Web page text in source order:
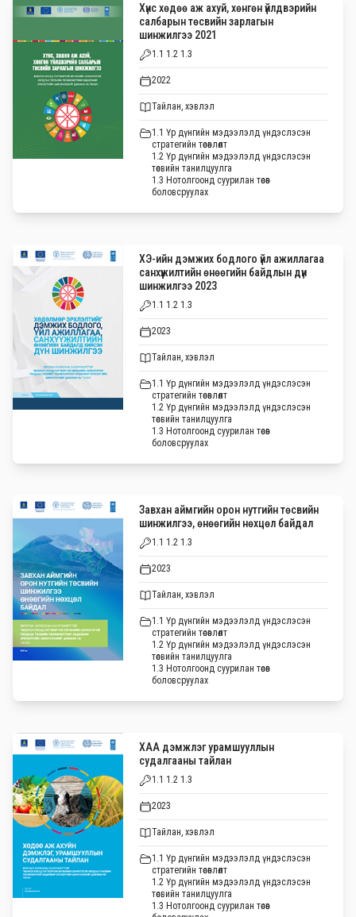
Хүнс хөдөө аж ахуй, хөнгөн үйлдвэрийн
салбарын төсвийн зарлагын
шинжилгээ 2021
1.1 1.2 1.3
2022
Тайлан, хэвлэл
1.1 Үр дүнгийн мэдээлэлд үндэслэсэн
стратегийн төсөвлөлт
1.2 Үр дүнгийн мэдээлэлд үндэслэсэн
төсвийн танилцуулга
1.3 Нотолгоонд суурилан төсөв
боловсруулах
ХЭ-ийн дэмжих бодлого үйл ажиллагаа
санхүүжилтийн өнөөгийн байдлын дүн
шинжилгээ 2023
1.1 1.2 1.3
2023
Тайлан, хэвлэл
1.1 Үр дүнгийн мэдээлэлд үндэслэсэн
стратегийн төсөвлөлт
1.2 Үр дүнгийн мэдээлэлд үндэслэсэн
төсвийн танилцуулга
1.3 Нотолгоонд суурилан төсөв
боловсруулах
Завхан аймгийн орон нутгийн төсвийн
шинжилгээ, өнөөгийн нөхцөл байдал
1.1 1.2 1.3
2023
Тайлан, хэвлэл
1.1 Үр дүнгийн мэдээлэлд үндэслэсэн
стратегийн төсөвлөлт
1.2 Үр дүнгийн мэдээлэлд үндэслэсэн
төсвийн танилцуулга
1.3 Нотолгоонд суурилан төсөв
боловсруулах
ХАА дэмжлэг урамшууллын
судалгааны тайлан
1.1 1.2 1.3
2023
Тайлан, хэвлэл
1.1 Үр дүнгийн мэдээлэлд үндэслэсэн
стратегийн төсөвлөлт
1.2 Үр дүнгийн мэдээлэлд үндэслэсэн
төсвийн танилцуулга
1.3 Нотолгоонд суурилан төсөв